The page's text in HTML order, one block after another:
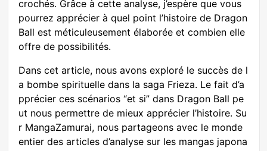
crochés. Grâce à cette analyse, j’espère que vous
pourrez apprécier à quel point l’histoire de Dragon
Ball est méticuleusement élaborée et combien elle
offre de possibilités.
Dans cet article, nous avons exploré le succès de l
a bombe spirituelle dans la saga Frieza. Le fait d’a
pprécier ces scénarios “et si” dans Dragon Ball pe
ut nous permettre de mieux apprécier l’histoire. Su
r MangaZamurai, nous partageons avec le monde
entier des articles d’analyse sur les mangas japona